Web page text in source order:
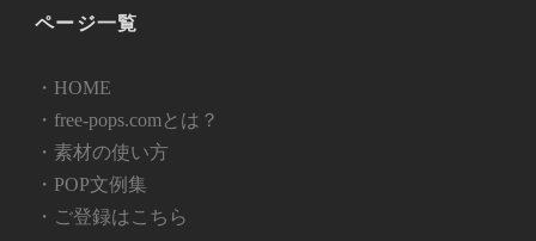
ページ一覧
・HOME
・free-pops.comとは？
・素材の使い方
・POP文例集
・ご登録はこちら